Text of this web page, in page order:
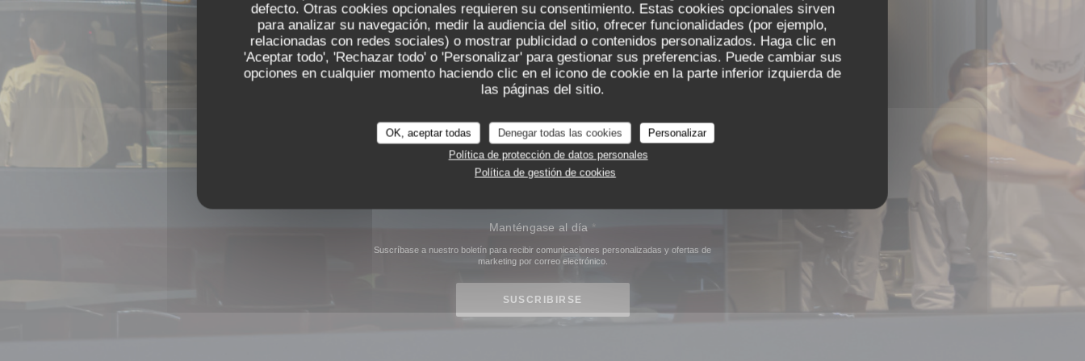
defecto. Otras cookies opcionales requieren su consentimiento. Estas cookies opcionales sirven
para analizar su navegación, medir la audiencia del sitio, ofrecer funcionalidades (por ejemplo,
relacionadas con redes sociales) o mostrar publicidad o contenidos personalizados. Haga clic en
'Aceptar todo', 'Rechazar todo' o 'Personalizar' para gestionar sus preferencias. Puede cambiar sus
opciones en cualquier momento haciendo clic en el icono de cookie en la parte inferior izquierda de
las páginas del sitio.
OK, aceptar todas Denegar todas las cookies
Personalizar
Política de protección de datos personales
Política de gestión de cookies
de nuestros clientes.
ElrestauranteInstitutoestá abierto de lunes a viernes para el almuerzo y la cena.
RESERVAR
UNA MESA
Manténgase al día *
Suscríbase a nuestro boletín para recibir comunicaciones personalizadas y ofertas de
marketing por correo electrónico.
SUSCRIBIRSE